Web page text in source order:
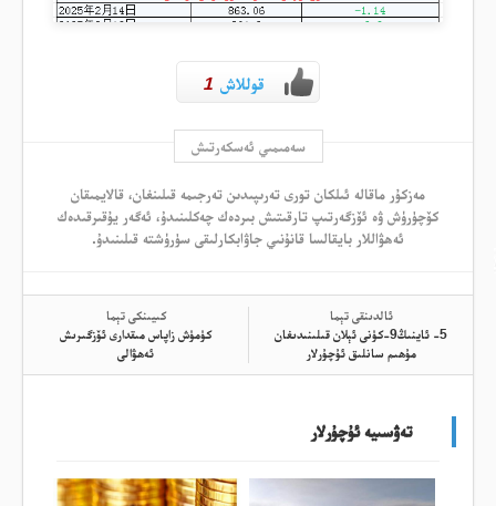
قوللاش 1
سەمىمىي ئەسكەرتىش
مەزكۇر ماقالە ئىلكان تورى تەرىپىدىن تەرجىمە قىلىنغان، قالايمىقان
كۆچۈرۈش ۋە ئۆزگەرتىپ تارقىتىش بىردەك چەكلىنىدۇ، ئەگەر يۇقىرقىدەك
ئەھۋاللار بايقالسا قانۇنىي جاۋابكارلىقى سۈرۈشتە قىلىنىدۇ.
ئالدىنقى تېما
5- ئاينىڭ9-كۈنى ئېلان قىلىنىدىغان
مۇھىم سانلىق ئۇچۇرلار
كىيىنكى تېما
كۈمۈش زاپاس مىقدارى ئۆزگىرىش
ئەھۋالى
تەۋسىيە ئۇچۇرلار